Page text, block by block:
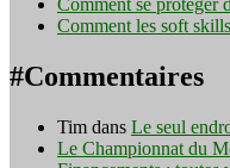
Comment les soft
#Commentaires
Tim dans Le seul
Le Championnat du